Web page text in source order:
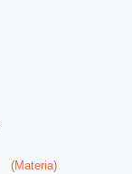
(Materia)